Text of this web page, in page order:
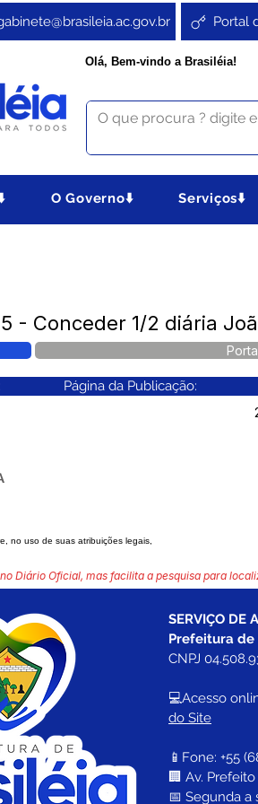
Portal
Olá, Bem-vindo a Brasiléia!
O Governo⬇️ Serviços⬇️
- Conceder 1/2 diária
Página da Publicação:
no uso de suas atribuições legais,
Diário Oficial, mas facilita a pesquisa para
SERVIÇO DE
Prefeitura de
CNPJ
💻Acesso
do Site
📱Fone: +55
🏢 Av.
📅 Segunda a